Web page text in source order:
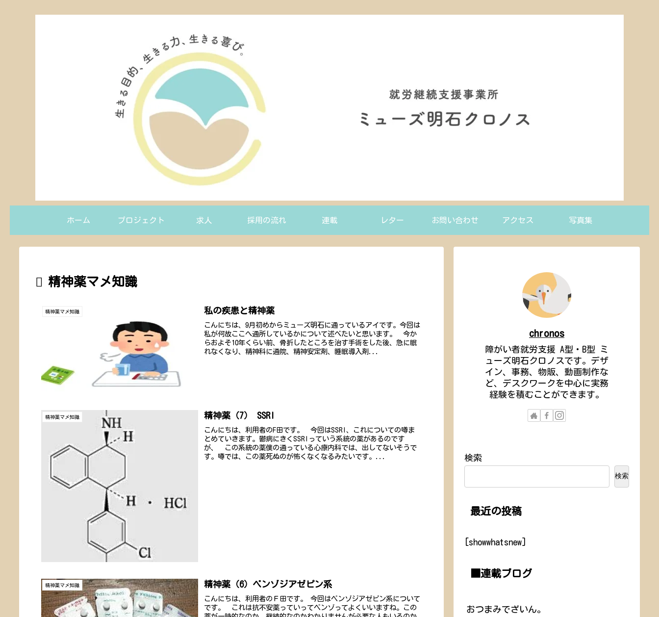
ホーム プロジェクト 求人 採用の流れ 連載 レター お問い合わせ アクセス 写真集
精神薬マメ知識
精神薬マメ知識 私の疾患と精神薬
こんにちは、9月初めからミューズ明石に通っているアイです。今回は
私が何故ここへ通所しているかについて述べたいと思います。​ 今か
らおよそ10年くらい前、骨折したところを治す手術をした後、急に眠
れなくなり、精神科に通院、精神安定剤、睡眠導入剤...
精神薬マメ知識 精神薬（7） SSRI
こんにちは、利用者のF田です。 今回はSSRI、これについての噂ま
とめていきます。鬱病にきくSSRIっていう系統の薬があるのです
が、 この系統の薬僕の通っている心療内科では、出してないそうで
す。噂では、この薬死ぬのが怖くなくなるみたいです。...
精神薬マメ知識 精神薬（6）ベンゾジアゼピン系
こんにちは、利用者のＦ田です。 今回はベンゾジアゼピン系について
です。 これは抗不安薬っていってベンゾってよくいいますね。この
chronos
障がい者就労支援 A型・B型 ミ
ューズ明石クロノスです。デザ
イン、事務、物販、動画制作な
ど、デスクワークを中心に実務
経験を積むことができます。
検索
検索
最近の投稿
[showwhatsnew]
■連載ブログ
おつまみでざいん。